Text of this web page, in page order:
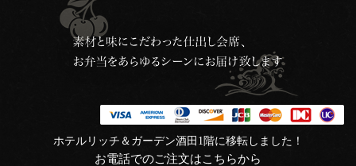
ホテルリッチ＆ガーデン酒田1階に移転しました！
お電話でのご注文はこちらから